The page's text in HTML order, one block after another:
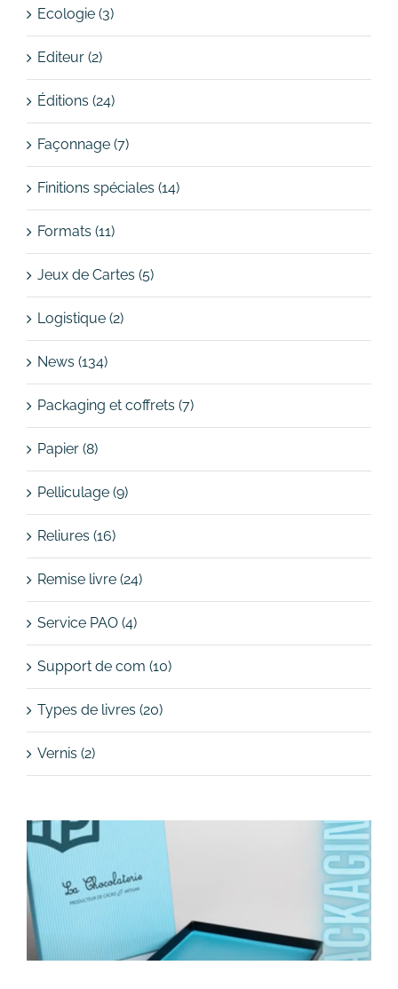
Ecologie (3)
Editeur (2)
Éditions (24)
Façonnage (7)
Finitions spéciales (14)
Formats (11)
Jeux de Cartes (5)
Logistique (2)
News (134)
Packaging et coffrets (7)
Papier (8)
Pelliculage (9)
Reliures (16)
Remise livre (24)
Service PAO (4)
Support de com (10)
Types de livres (20)
Vernis (2)